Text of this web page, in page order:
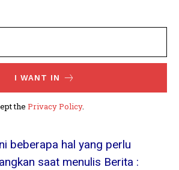
I WANT IN
the Privacy Policy.
beberapa hal yang perlu
saat menulis Berita :